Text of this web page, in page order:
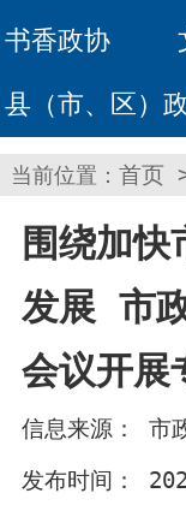
书香政协
县（市、区）
当前位置： 首页
围绕加
发展 市
会议开展
信息来源： 市
发布时间：